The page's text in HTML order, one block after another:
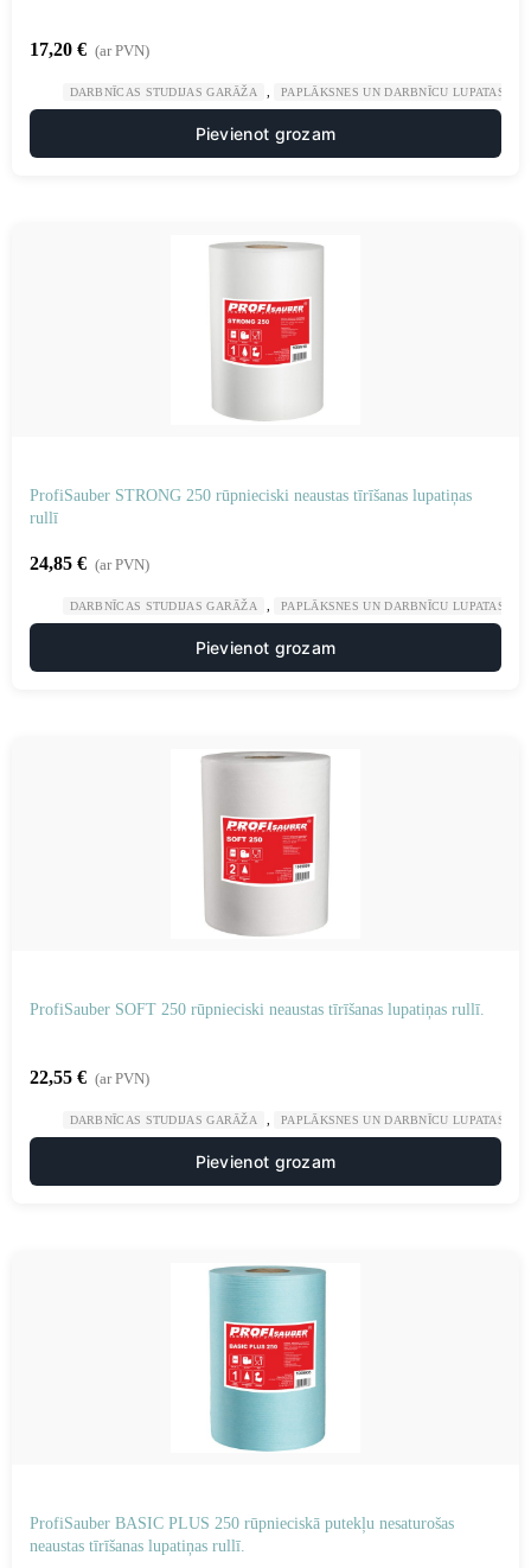
17,20 € (ar PVN)
DARBNĪCAS STUDIJAS GARĀŽA PAPLĀKSNES UN DARBNĪCU LUPATAS
Pievienot grozam
ProfiSauber STRONG 250 rūpnieciski neaustas tīrīšanas lupatiņas
rullī
24,85 € (ar PVN)
DARBNĪCAS STUDIJAS GARĀŽA PAPLĀKSNES UN DARBNĪCU LUPATAS
Pievienot grozam
ProfiSauber SOFT 250 rūpnieciski neaustas tīrīšanas lupatiņas rullī.
22,55 € (ar PVN)
DARBNĪCAS STUDIJAS GARĀŽA PAPLĀKSNES UN DARBNĪCU LUPATAS
Pievienot grozam
ProfiSauber BASIC PLUS 250 rūpnieciskā putekļu nesaturošas
neaustas tīrīšanas lupatiņas rullī.